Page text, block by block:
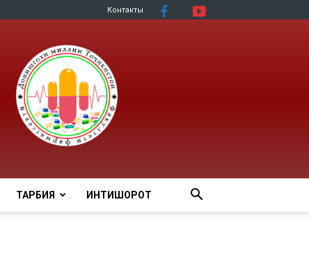
Контакты
ТАРБИЯ ИНТИШОРОТ